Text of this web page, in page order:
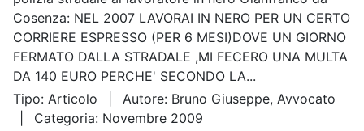
Cosenza: NEL 2007 LAVORAI IN NERO PER UN CERTO
CORRIERE ESPRESSO (PER 6 MESI)DOVE UN GIORNO
FERMATO DALLA STRADALE ,MI FECERO UNA MULTA
DA 140 EURO PERCHE' SECONDO LA...
Tipo: Articolo Autore: Bruno Giuseppe, Avvocato
Categoria: Novembre 2009